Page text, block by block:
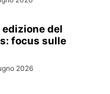
del
focus sulle
2026